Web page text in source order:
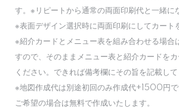
す。※リピートから通常の両面印刷代と一緒に
※表面デザイン選択時に両面印刷にしてカート
※紹介カードとメニュー表を組み合わせる場合
すので、そのままメニュー表と紹介カードを
ください。できれば備考欄にその旨を記載して
※地図作成代は別途初回のみ作成代+1500円で
ご希望の場合は無料で作成いたします。